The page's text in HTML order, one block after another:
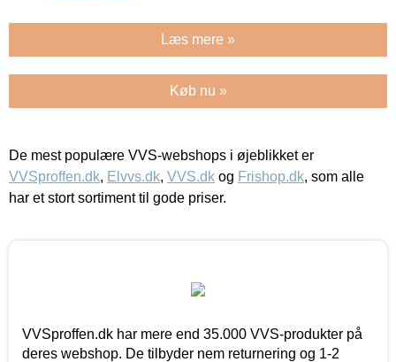
Læs mere »
Køb nu »
De mest populære VVS-webshops i øjeblikket er
VVSproffen.dk, Elvvs.dk, VVS.dk og Frishop.dk, som alle
har et stort sortiment til gode priser.
VVSproffen.dk har mere end 35.000 VVS-produkter på
deres webshop. De tilbyder nem returnering og 1-2